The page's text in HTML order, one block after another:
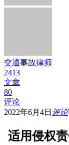
交通事故律师
2413
文章
80
评论
2022年6月4日 评论
适用侵权